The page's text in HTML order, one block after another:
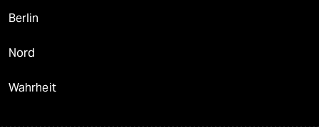
Berlin
Nord
Wahrheit